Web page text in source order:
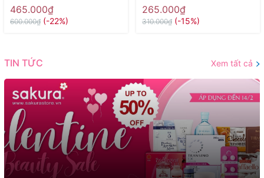
- size 24cm, màu đỏ - Hàng
Nhật nội địaa
465.000₫
600.000₫ (-22%)
- Hàng Nhật nội địa
265.000₫
310.000₫ (-15%)
TIN TỨC Xem tất cả